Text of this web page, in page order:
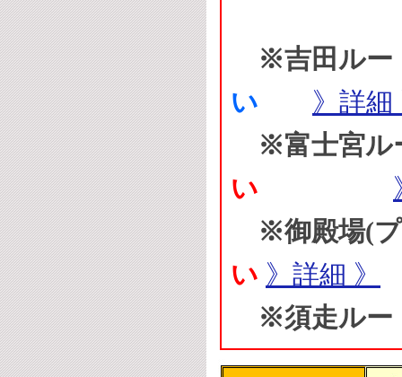
※吉田ル
い 》詳細
※富士宮
い
※御殿場(
い 》詳細 》
※須走ル